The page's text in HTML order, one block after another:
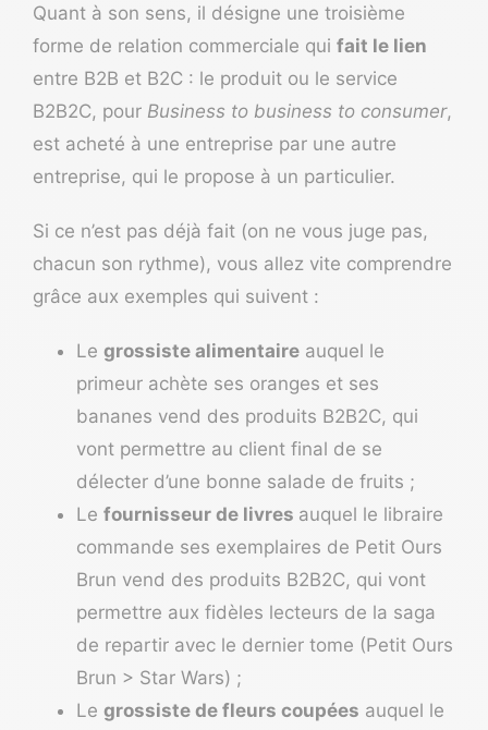
Quant à son sens, il désigne une troisième
forme de relation commerciale qui fait le lien
entre B2B et B2C : le produit ou le service
B2B2C, pour Business to business to consumer,
est acheté à une entreprise par une autre
entreprise, qui le propose à un particulier.
Si ce n’est pas déjà fait (on ne vous juge pas,
chacun son rythme), vous allez vite comprendre
grâce aux exemples qui suivent :
Le grossiste alimentaire auquel le
primeur achète ses oranges et ses
bananes vend des produits B2B2C, qui
vont permettre au client final de se
délecter d’une bonne salade de fruits ;
Le fournisseur de livres auquel le libraire
commande ses exemplaires de Petit Ours
Brun vend des produits B2B2C, qui vont
permettre aux fidèles lecteurs de la saga
de repartir avec le dernier tome (Petit Ours
Brun > Star Wars) ;
Le grossiste de fleurs coupées auquel le